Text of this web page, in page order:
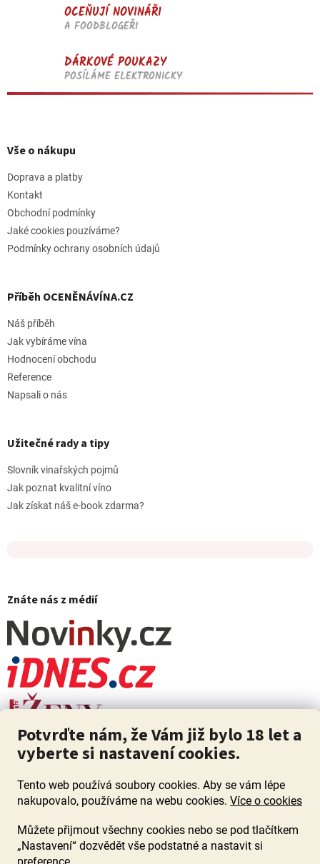
Potvrďte nám, že Vám již bylo 18 let a
vyberte si nastavení cookies.
Tento web používá soubory cookies. Aby se vám lépe
nakupovalo, používáme na webu cookies. Více o cookies
Můžete přijmout všechny cookies nebo se pod tlačítkem
„Nastavení“ dozvědět vše podstatné a nastavit si
OCEŇUJÍ NOVINÁŘI
A FOODBLOGEŘI
DÁRKOVÉ POUKAZY
POSÍLÁME ELEKTRONICKY
pVše o nákupu
Doprava a platby
Kontakt
Obchodní podmínky
Jaké cookies pouzíváme?
Podmínky ochrany osobních údajů
Příběh OCENĚNÁVÍNA.CZ
Náš příběh
Jak vybíráme vína
Hodnocení obchodu
Reference
Napsali o nás
Užitečné rady a tipy
Slovník vinařských pojmů
Jak poznat kvalitní víno
Jak získat náš e-book zdarma?
Znáte nás z médií
ZÁKAZ PRODEJE ALKOHOLU OSOBÁM MLADŠÍM 18 LET. Pijte s
mírou i když pijete s Mírou.